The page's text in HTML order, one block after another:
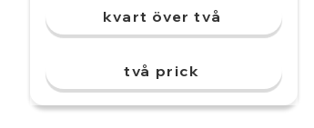
kvart över två
två prick